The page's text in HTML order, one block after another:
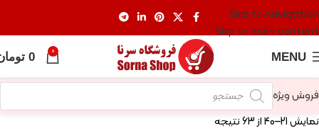
Skip to navigation
Skip to main content
MENU
0
0
فروش ویژه
نمایش 21–40 از 63 نتیجه